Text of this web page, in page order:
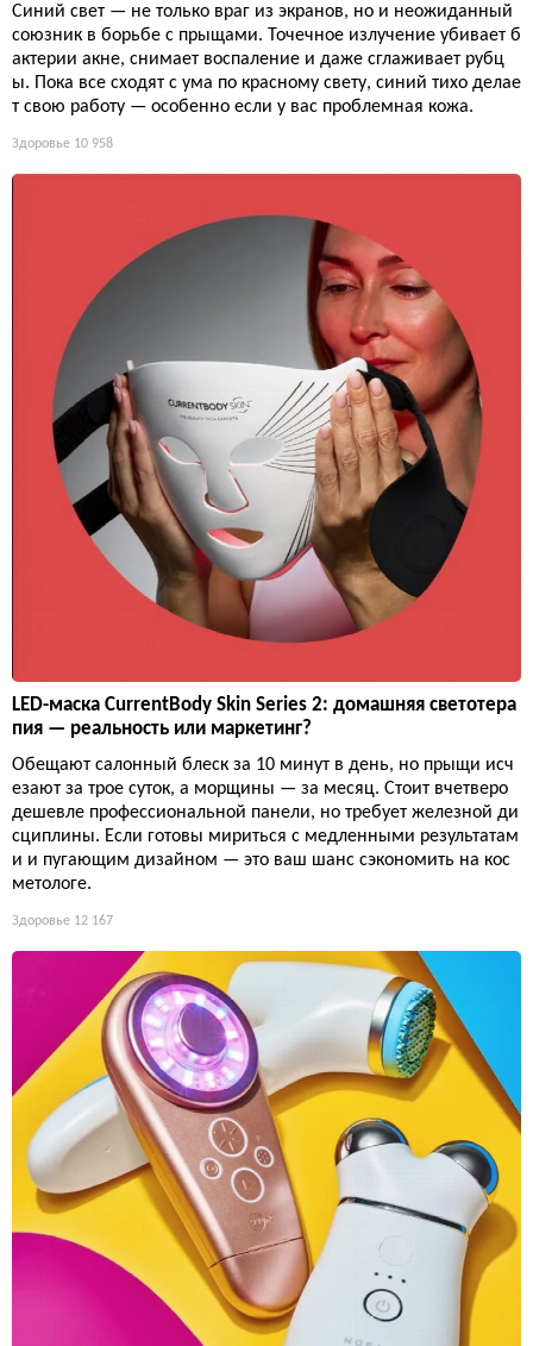
Синий свет — не только враг из экранов, но и неожиданный
союзник в борьбе с прыщами. Точечное излучение убивает б
актерии акне, снимает воспаление и даже сглаживает рубц
ы. Пока все сходят с ума по красному свету, синий тихо делае
т свою работу — особенно если у вас проблемная кожа.
Здоровье 10 958
LED-маска CurrentBody Skin Series 2: домашняя светотера
пия — реальность или маркетинг?
Обещают салонный блеск за 10 минут в день, но прыщи исч
езают за трое суток, а морщины — за месяц. Стоит вчетверо
дешевле профессиональной панели, но требует железной ди
сциплины. Если готовы мириться с медленными результатам
и и пугающим дизайном — это ваш шанс сэкономить на кос
метологе.
Здоровье 12 167